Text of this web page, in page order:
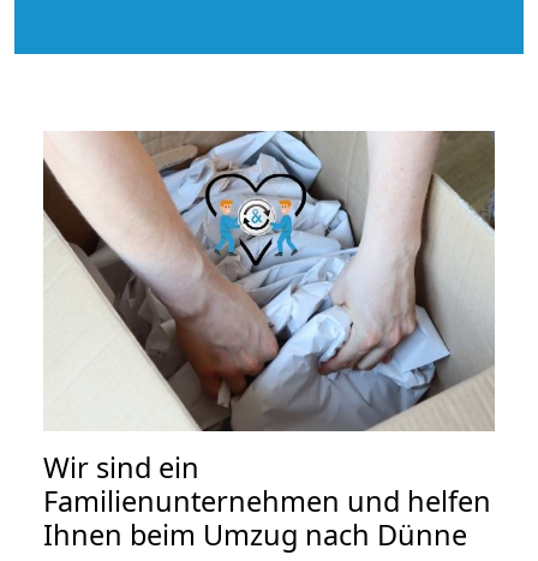
Wir sind ein
Familienunternehmen und helfen
Ihnen beim Umzug nach Dünne